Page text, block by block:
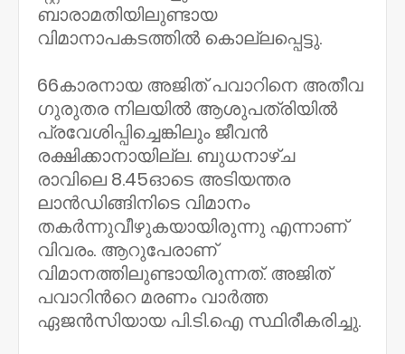
ബാരാമതിയിലുണ്ടായ
വിമാനാപകടത്തിൽ കൊല്ലപ്പെട്ടു.
66കാരനായ അജിത് പവാറിനെ അതീവ
ഗുരുതര നിലയിൽ ആശുപത്രിയിൽ
പ്രവേശിപ്പിച്ചെങ്കിലും ജീവൻ
രക്ഷിക്കാനായില്ല. ബുധനാഴ്ച
രാവിലെ 8.45ഓടെ അടിയന്തര
ലാൻഡിങ്ങിനിടെ വിമാനം
തകർന്നുവീഴുകയായിരുന്നു എന്നാണ്
വിവരം. ആറുപേരാണ്
വിമാനത്തിലുണ്ടായിരുന്നത്. അജിത്
പവാറിന്‍റെ മരണം വാർത്ത
ഏജൻസിയായ പി.ടി.ഐ സ്ഥിരീകരിച്ചു.